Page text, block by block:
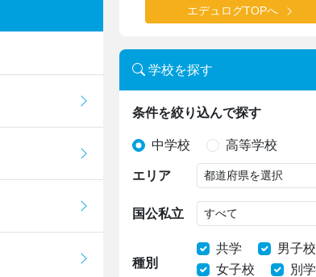
エデュログTOPへ
学校を探す
条件を絞り込んで探す
中学校 高等学校
エリア
国公私立
種別
共学
男子校
女子校
別学